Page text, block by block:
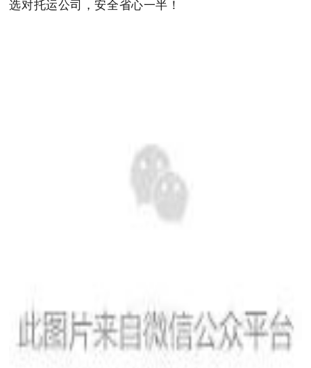
选对托运公司，安全省心一半！